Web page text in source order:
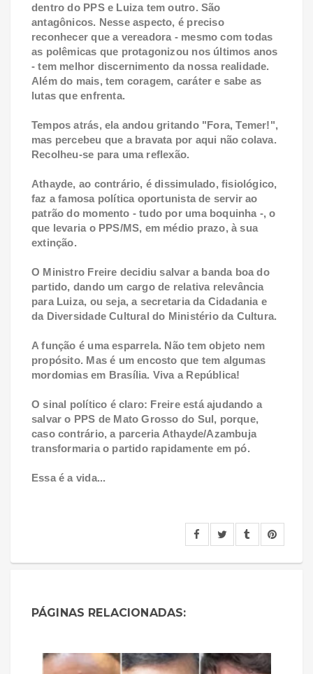
dentro do PPS e Luiza tem outro. São
antagônicos. Nesse aspecto, é preciso
reconhecer que a vereadora - mesmo com todas
as polêmicas que protagonizou nos últimos anos
- tem melhor discernimento da nossa realidade.
Além do mais, tem coragem, caráter e sabe as
lutas que enfrenta.
Tempos atrás, ela andou gritando "Fora, Temer!",
mas percebeu que a bravata por aqui não colava.
Recolheu-se para uma reflexão.
Athayde, ao contrário, é dissimulado, fisiológico,
faz a famosa política oportunista de servir ao
patrão do momento - tudo por uma boquinha -, o
que levaria o PPS/MS, em médio prazo, à sua
extinção.
O Ministro Freire decidiu salvar a banda boa do
partido, dando um cargo de relativa relevância
para Luiza, ou seja, a secretaria da Cidadania e
da Diversidade Cultural do Ministério da Cultura.
A função é uma esparrela. Não tem objeto nem
propósito. Mas é um encosto que tem algumas
mordomias em Brasília. Viva a República!
O sinal político é claro: Freire está ajudando a
salvar o PPS de Mato Grosso do Sul, porque,
caso contrário, a parceria Athayde/Azambuja
transformaria o partido rapidamente em pó.
Essa é a vida...
PÁGINAS RELACIONADAS: